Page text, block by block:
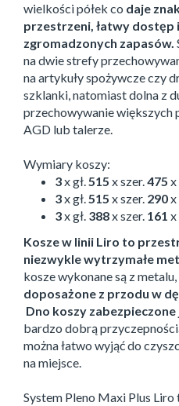
wielkości półek co daje
przestrzeni, łatwy dostęp
zgromadzonych zapasów.
na dwie strefy
na artykuły spożywcze czy
szklanki, natomiast dolna z
przechowywanie większych
AGD lub talerze.
Wymiary koszy:
3x gł.515 x szer.475 x
3x gł.515 x szer. 290x
3x gł. 388x szer. 161 x
Kosze w linii Liro to
niezwykle wytrzymałe
kosze wykonane są z
doposażone z przodu w
Dno koszy
bardzo dobrą
można łatwo wyjąć do
na miejsce.
System Pleno Maxi Plus